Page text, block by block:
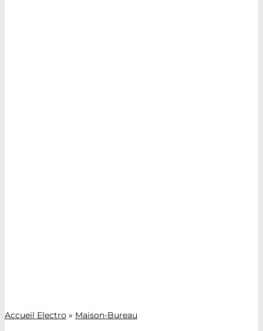
Accueil Electro » Maison-Bureau